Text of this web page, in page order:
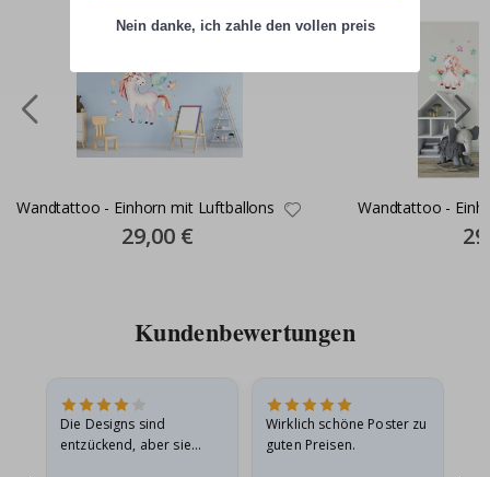
Wandtattoo - Einhorn mit Luftballons
Special
Price
29,00 €
Wandtattoo -
Kundenbewertungen
Die Designs sind
entzückend, aber sie
Wirklich schöne Poster zu
guten Preisen.
Nein danke, ich zahle den vollen preis